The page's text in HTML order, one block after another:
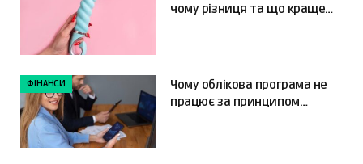
чому різниця та що краще
ФІНАНСИ
Чому облікова програма не
працює за принципом